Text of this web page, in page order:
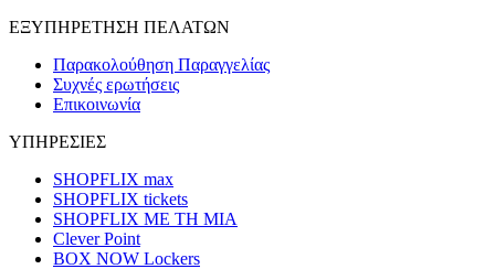
ΕΞΥΠΗΡΕΤΗΣΗ ΠΕΛΑΤΩΝ
Παρακολούθηση Παραγγελίας
Συχνές ερωτήσεις
Επικοινωνία
ΥΠΗΡΕΣΙΕΣ
SHOPFLIX max
SHOPFLIX tickets
SHOPFLIX ΜΕ ΤΗ ΜΙΑ
Clever Point
BOX NOW Lockers